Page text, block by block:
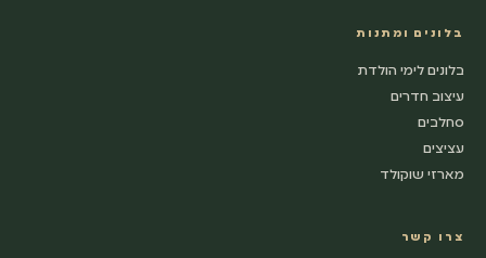
בלונים ומתנות
בלונים לימי הולדת
עיצוב חדרים
סחלבים
עציצים
מארזי שוקולד
צרו קשר